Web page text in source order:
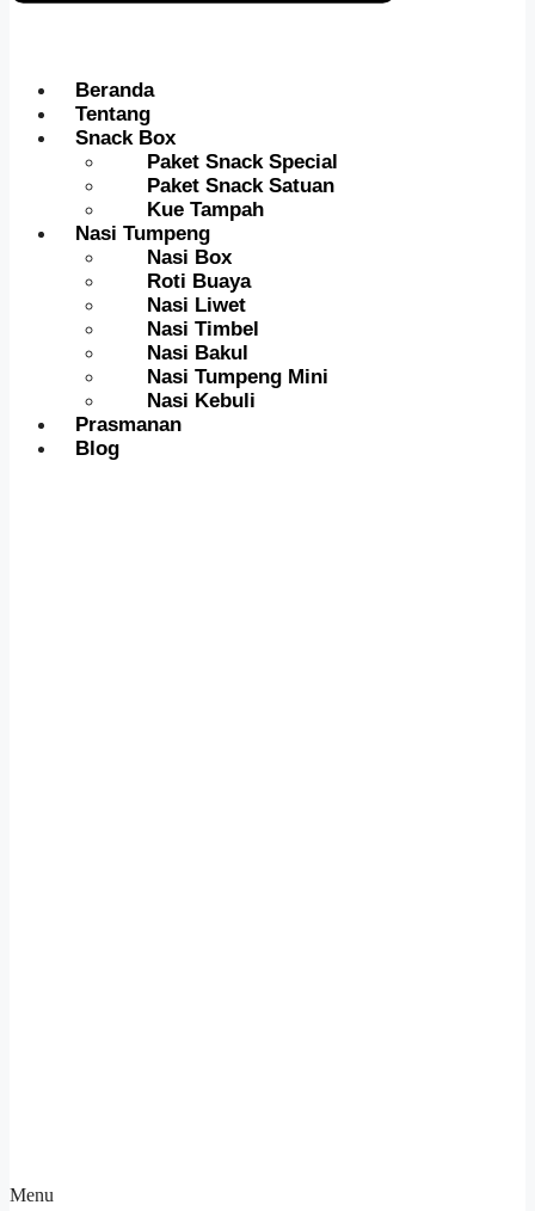
Beranda
Tentang
Snack Box
Paket Snack Special
Paket Snack Satuan
Kue Tampah
Nasi Tumpeng
Nasi Box
Roti Buaya
Nasi Liwet
Nasi Timbel
Nasi Bakul
Nasi Tumpeng Mini
Nasi Kebuli
Prasmanan
Blog
Menu